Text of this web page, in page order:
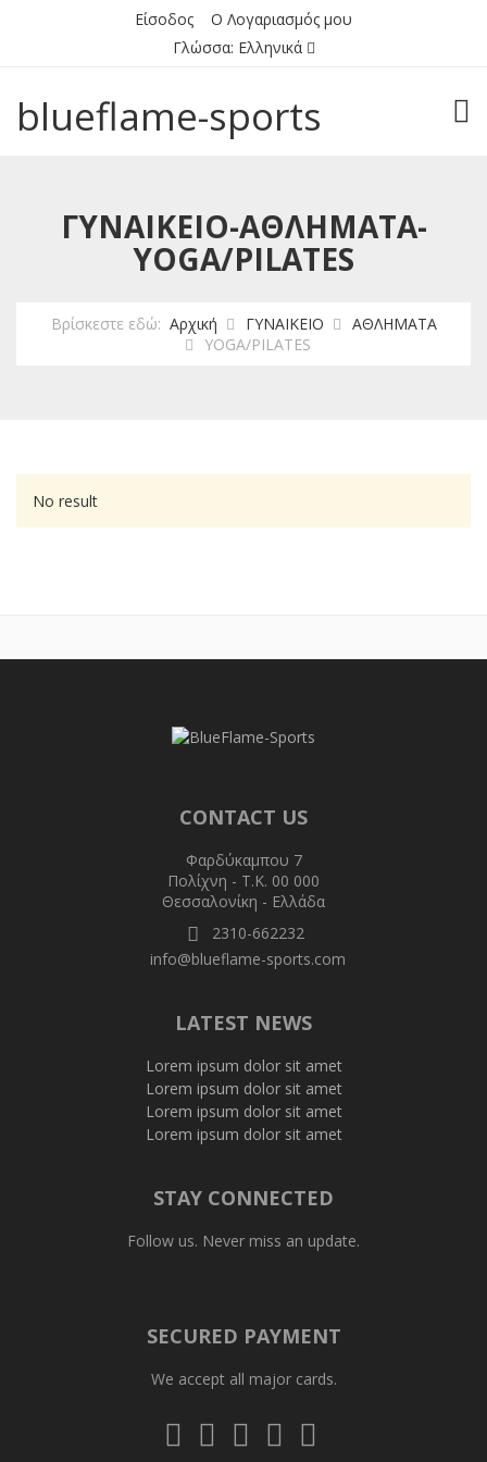
Είσοδος
Ο Λογαριασμός μου
Γλώσσα: Ελληνικά
blueflame-sports
ΓΥΝΑΙΚΕΙΟ-ΑΘΛΗΜΑΤΑ-
YOGA/PILATES
Βρίσκεστε εδώ: Αρχική ΓΥΝΑΙΚΕΙΟ
ΑΘΛΗΜΑΤΑ
YOGA/PILATES
No result
CONTACT US
Φαρδύκαμπου 7
Πολίχνη - T.K. 00 000
Θεσσαλονίκη - Ελλάδα
2310-662232
info@blueflame-sports.com
LATEST NEWS
Lorem ipsum dolor sit amet
Lorem ipsum dolor sit amet
Lorem ipsum dolor sit amet
Lorem ipsum dolor sit amet
STAY CONNECTED
Follow us. Never miss an update.
SECURED PAYMENT
We accept all major cards.
Visa Mastercard
Diners
Club
Amex